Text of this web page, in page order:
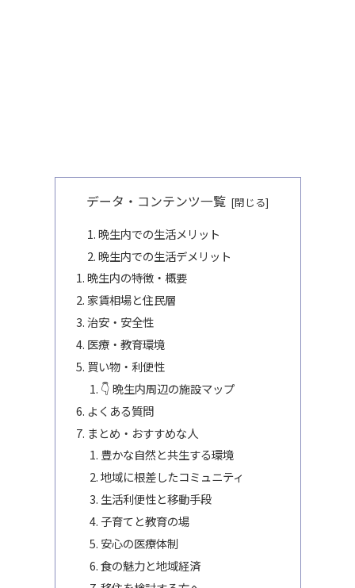
データ・コンテンツ一覧
晩生内での生活メリット
晩生内での生活デメリット
晩生内の特徴・概要
家賃相場と住民層
治安・安全性
医療・教育環境
買い物・利便性
👇 晩生内周辺の施設マップ
よくある質問
まとめ・おすすめな人
豊かな自然と共生する環境
地域に根差したコミュニティ
生活利便性と移動手段
子育てと教育の場
安心の医療体制
食の魅力と地域経済